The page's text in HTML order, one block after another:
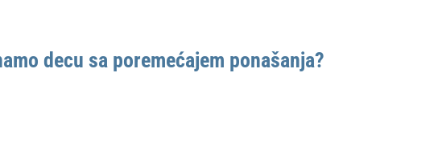
decu sa poremećajem ponašanja?